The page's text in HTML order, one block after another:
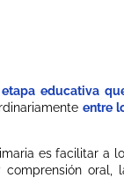
educativa
entre
es facilitar a
oral,